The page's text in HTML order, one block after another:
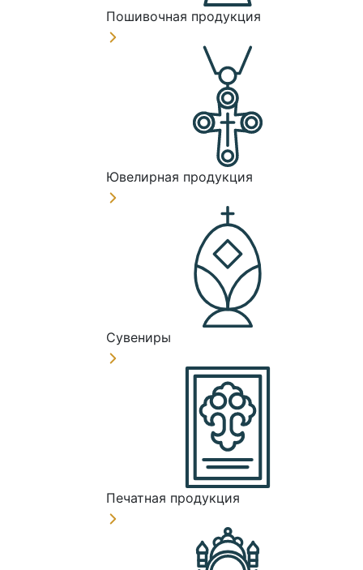
Пошивочная продукция
Ювелирная продукция
Сувениры
Печатная продукция